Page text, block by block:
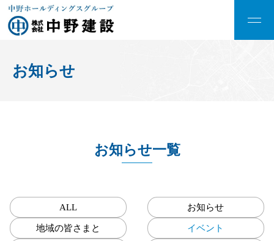
お知らせ
お知らせ一覧
ALL お知らせ
地域の皆さまと イベント